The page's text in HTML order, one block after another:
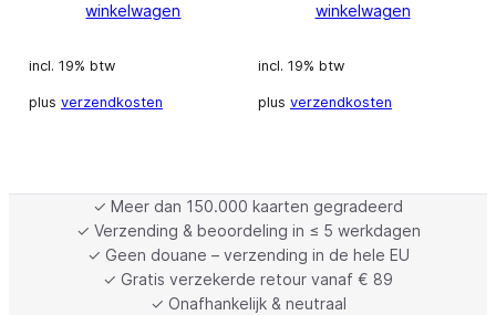
winkelwagen
incl. 19% btw
plus verzendkosten
winkelwagen
incl. 19% btw
plus verzendkosten
✓ Meer dan 150.000 kaarten gegradeerd
✓ Verzending & beoordeling in ≤ 5 werkdagen
✓ Geen douane – verzending in de hele EU
✓ Gratis verzekerde retour vanaf € 89
✓ Onafhankelijk & neutraal